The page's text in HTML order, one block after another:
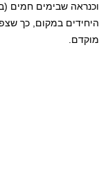
וכנראה שבימים חמים
היחידים במקום, כך
מוקדם.